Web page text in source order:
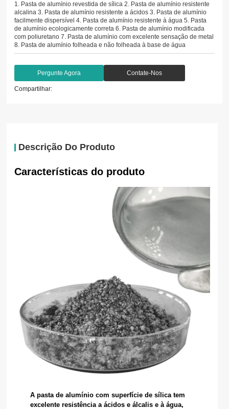
1. Pasta de alumínio revestida de sílica 2. Pasta de alumínio resistente
alcalina 3. Pasta de alumínio resistente a ácidos 3. Pasta de alumínio
facilmente dispersível 4. Pasta de alumínio resistente à água 5. Pasta
de alumínio ecologicamente correta 6. Pasta de alumínio modificada
com poliuretano 7. Pasta de alumínio com excelente sensação de metal
8. Pasta de alumínio folheada e não folheada à base de água
Pergunte Agora Contate-Nos
Compartilhar:
Descrição Do Produto
Características do produto
A pasta de alumínio com superfície de sílica tem
excelente resistência a ácidos e álcalis e à água,